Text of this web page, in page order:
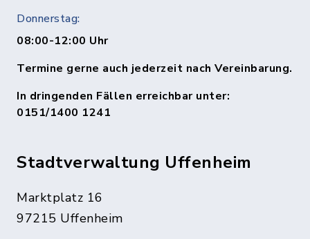
Donnerstag:
08:00-12:00 Uhr
Termine gerne auch jederzeit nach Vereinbarung.
In dringenden Fällen erreichbar unter:
0151/1400 1241
Stadtverwaltung Uffenheim
Marktplatz 16
97215 Uffenheim